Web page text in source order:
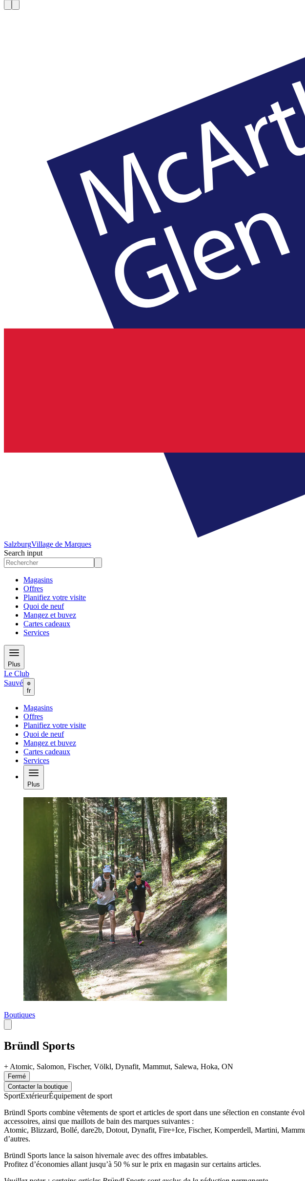
SalzburgVillage de Marques
Search input
Magasins
Offres
Planifiez votre visite
Quoi de neuf
Mangez et buvez
Cartes cadeaux
Services
Plus
Le Club
Sauvé
fr
Magasins
Offres
Planifiez votre visite
Quoi de neuf
Mangez et buvez
Cartes cadeaux
Services
Plus
Boutiques
Bründl Sports
+ Atomic, Salomon, Fischer, Völkl, Dynafit, Mammut, Salewa, Hoka, ON
Fermé
Contacter la boutique
SportExtérieurÉquipement de sport
Bründl Sports combine vêtements de sport et articles de sport dans une sélection en constante
accessoires, ainsi que maillots de bain des marques suivantes :
Atomic, Blizzard, Bollé, dare2b, Dotout, Dynafit, Fire+Ice, Fischer, Komperdell, Martini,
d’autres.
Bründl Sports lance la saison hivernale avec des offres imbatables.
Profitez d’économies allant jusqu’à 50 % sur le prix en magasin sur certains articles.